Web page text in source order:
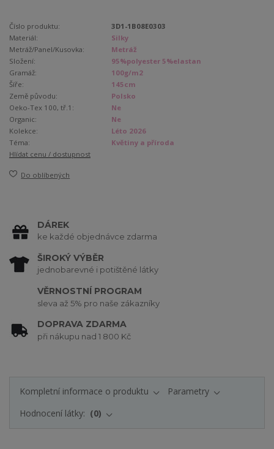
Číslo produktu:
3D1-1B08E0303
Materiál:
Silky
Metráž/Panel/Kusovka:
Metráž
Složení:
95%polyester 5%elastan
Gramáž:
100g/m2
Šíře:
145cm
Země původu:
Polsko
Oeko-Tex 100, tř.1:
Ne
Organic:
Ne
Kolekce:
Léto 2026
Téma:
Květiny a příroda
Hlídat cenu / dostupnost
Do oblíbených
DÁREK
ke každé objednávce zdarma
ŠIROKÝ VÝBĚR
jednobarevné i potištěné látky
VĚRNOSTNÍ PROGRAM
sleva až 5% pro naše zákazníky
DOPRAVA ZDARMA
při nákupu nad 1 800 Kč
Kompletní informace o produktu
Parametry
Hodnocení látky:
0